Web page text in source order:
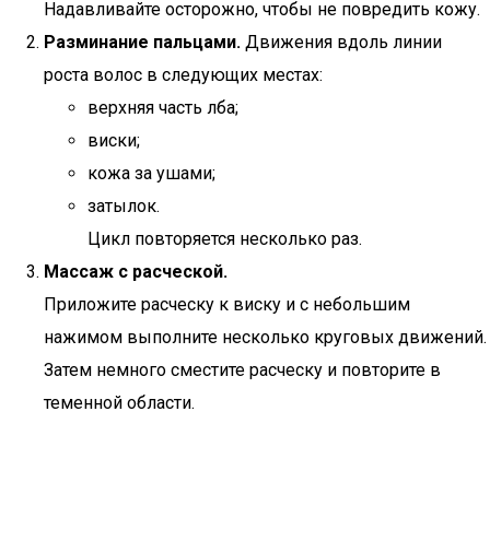
Надавливайте осторожно, чтобы не повредить кожу.
Разминание пальцами. Движения вдоль линии
роста волос в следующих местах:
верхняя часть лба;
виски;
кожа за ушами;
затылок.
Цикл повторяется несколько раз.
Массаж с расческой.
Приложите расческу к виску и с небольшим
нажимом выполните несколько круговых движений.
Затем немного сместите расческу и повторите в
теменной области.